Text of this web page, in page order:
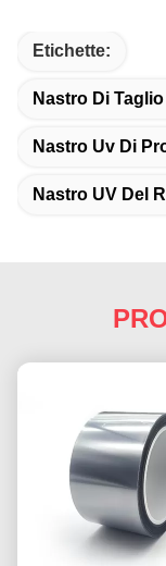
Etichette:
Nastro Di
Nastro Uv Di
Nastro UV Del